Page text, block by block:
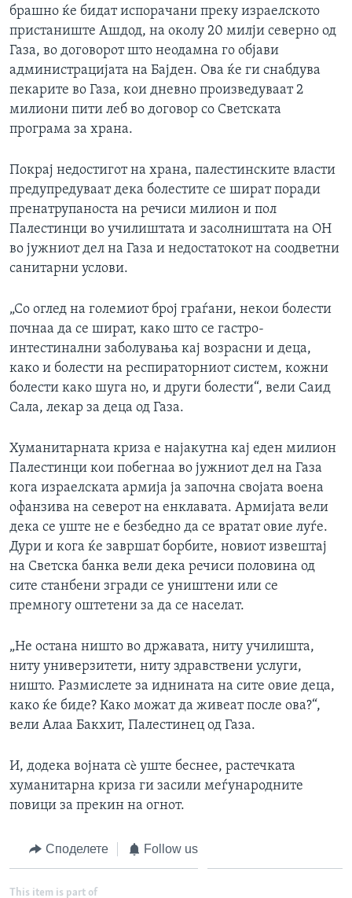
брашно ќе бидат испорачани преку израелското
пристаниште Ашдод, на околу 20 милји северно од
Газа, во договорот што неодамна го објави
администрацијата на Бајден. Ова ќе ги снабдува
пекарите во Газа, кои дневно произведуваат 2
милиони пити леб во договор со Светската
програма за храна.
Покрај недостигот на храна, палестинските власти
предупредуваат дека болестите се шират поради
пренатрупаноста на речиси милион и пол
Палестинци во училиштата и засолништата на ОН
во јужниот дел на Газа и недостатокот на соодветни
санитарни услови.
„Со оглед на големиот број граѓани, некои болести
почнаа да се шират, како што се гастро-
интестинални заболувања кај возрасни и деца,
како и болести на респираторниот систем, кожни
болести како шуга но, и други болести“, вели Саид
Сала, лекар за деца од Газа.
Хуманитарната криза е најакутна кај еден милион
Палестинци кои побегнаа во јужниот дел на Газа
кога израелската армија ја започна својата воена
офанзива на северот на енклавата. Армијата вели
дека се уште не е безбедно да се вратат овие луѓе.
Дури и кога ќе завршат борбите, новиот извештај
на Светска банка вели дека речиси половина од
сите станбени згради се уништени или се
премногу оштетени за да се населат.
„Не остана ништо во државата, ниту училишта,
ниту универзитети, ниту здравствени услуги,
ништо. Размислете за иднината на сите овие деца,
како ќе биде? Како можат да живеат после ова?“,
вели Алаа Бакхит, Палестинец од Газа.
И, додека војната сè уште беснее, растечката
хуманитарна криза ги засили меѓународните
повици за прекин на огнот.
Споделете Follow us
This item is part of